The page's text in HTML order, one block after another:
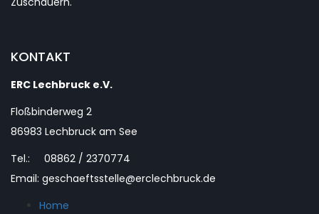
KONTAKT
ERC Lechbruck e.V.
Floßbinderweg 2
86983 Lechbruck am See
Tel.: 08862 / 2370774
Email: geschaeftsstelle@erclechbruck.de
Home